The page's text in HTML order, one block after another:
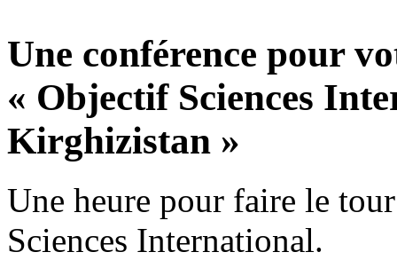
Une conférence pour
« Objectif Sciences
Kirghizistan »
Une heure pour faire le
Sciences International.